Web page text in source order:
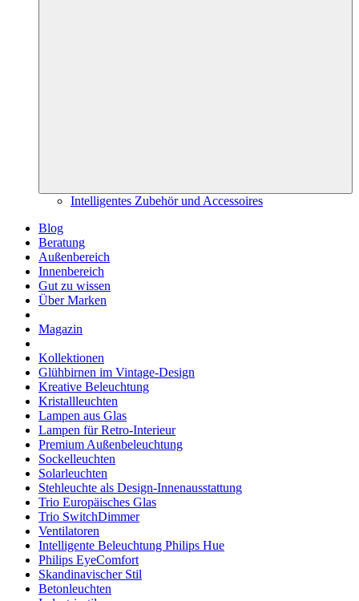
Intelligentes Zubehör und Accessoires
Blog
Beratung
Außenbereich
Innenbereich
Gut zu wissen
Über Marken
Magazin
Kollektionen
Glühbirnen im Vintage-Design
Kreative Beleuchtung
Kristallleuchten
Lampen aus Glas
Lampen für Retro-Interieur
Premium Außenbeleuchtung
Sockelleuchten
Solarleuchten
Stehleuchte als Design-Innenausstattung
Trio Europäisches Glas
Trio SwitchDimmer
Ventilatoren
Intelligente Beleuchtung Philips Hue
Philips EyeComfort
Skandinavischer Stil
Betonleuchten